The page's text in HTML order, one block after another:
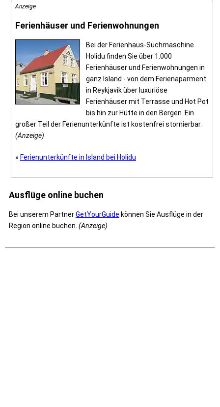
Anzeige
Ferienhäuser und Ferienwohnungen
Bei der Ferienhaus-Suchmaschine
Holidu finden Sie über 1.000
Ferienhäuser und Ferienwohnungen in
ganz Island - von dem Ferienaparment
in Reykjavik über luxuriöse
Ferienhäuser mit Terrasse und Hot Pot
bis hin zur Hütte in den Bergen. Ein
großer Teil der Ferienunterkünfte ist kostenfrei stornierbar.
(Anzeige)
» Ferienunterkünfte in Island bei Holidu
Ausflüge online buchen
Bei unserem PartnerGetYourGuide können Sie Ausflüge in der
Region online buchen. (Anzeige)